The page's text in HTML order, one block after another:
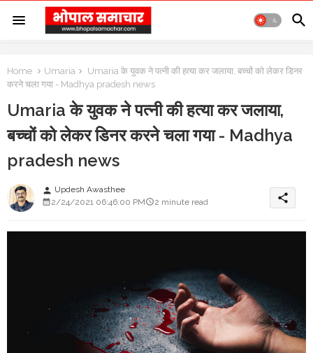
Home Umaria
Umaria के युवक ने पत्नी की हत्या कर जलाया, बच्चों को लेकर डिनर
करने चला गया - Madhya pradesh news
Umaria के युवक ने पत्नी की हत्या कर जलाया,
बच्चों को लेकर डिनर करने चला गया - Madhya
pradesh news
person Updesh Awasthee
2/24/2021 06:46:00 PM
2 minute read share